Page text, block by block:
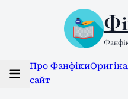
Про
сайт
Фанфіки